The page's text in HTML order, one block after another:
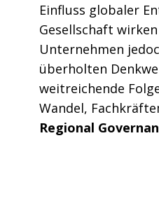
Einfluss globaler
Gesellschaft
Unternehmen
überholten
weitreichende
Wandel,
Regional